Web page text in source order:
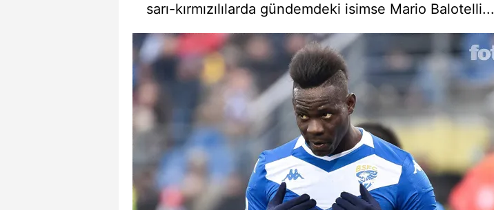
sarı-kırmızılılarda gündemdeki isimse Mario Balotelli...